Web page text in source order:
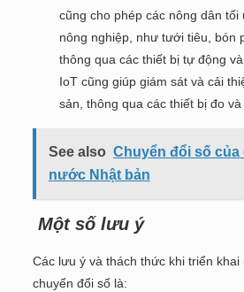
cũng cho phép các nông dân
nông nghiệp, như tưới tiêu, bón
thông qua các thiết bị tự động
IoT cũng giúp giám sát và cải
sản, thông qua các thiết bị đo
See also Chuyển đổi số của
nước Nhật bản
Một số lưu ý
Các lưu ý và thách thức khi triển khai
chuyển đổi số là: